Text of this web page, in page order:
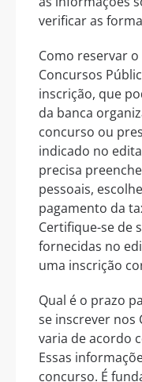
verificar as
Como reservar o
Concursos
inscrição, que
da banca
concurso ou
indicado no
precisa
pessoais,
pagamento da
Certifique-se de
fornecidas no
uma inscrição
Qual é o prazo
se inscrever nos
varia de acordo
Essas
concurso. É